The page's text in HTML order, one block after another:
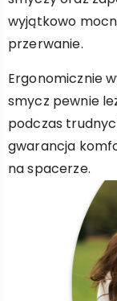
wyjątkowo
przerwanie.
Ergonomicznie
smycz pewnie
podczas
gwarancja
na spacerze.